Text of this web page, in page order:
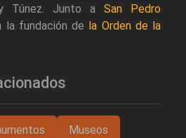
Túnez. Junto a San Pedro
la fundación de la Orden de la
Museos